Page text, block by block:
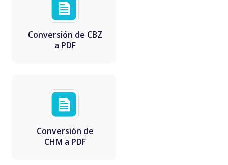
Conversión de CBZ
a PDF
Conversión de
CHM a PDF